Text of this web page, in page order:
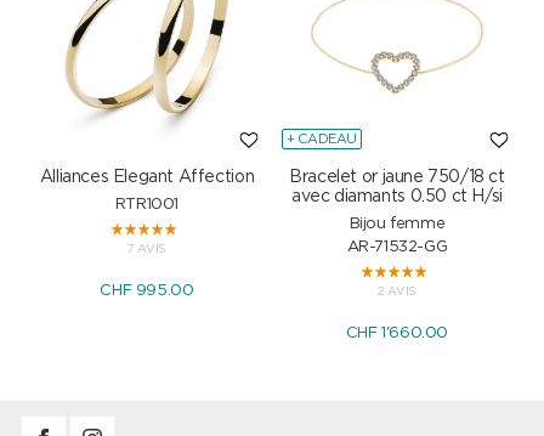
Alliances Elegant Affection
RTR1001
7 AVIS
CHF 995.00
+ CADEAU
Bracelet or jaune 750/18 ct
avec diamants 0.50 ct H/si
Bijou femme
AR-71532-GG
2 AVIS
CHF 1'660.00